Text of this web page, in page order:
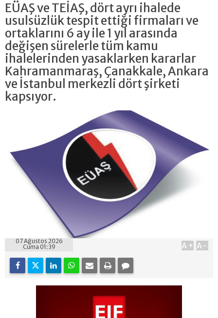
EÜAŞ ve TEİAŞ, dört ayrı ihalede
usulsüzlük tespit ettiği firmaları ve
ortaklarını 6 ay ile 1 yıl arasında
değişen sürelerle tüm kamu
ihalelerinden yasaklarken kararlar
Kahramanmaraş, Çanakkale, Ankara
ve İstanbul merkezli dört şirketi
kapsıyor.
07 Ağustos 2026
Cuma 01:39
A+ A-